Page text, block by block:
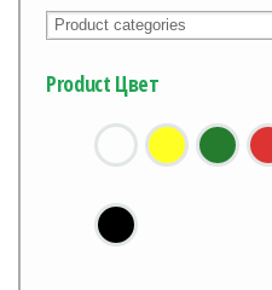
Product Цвет